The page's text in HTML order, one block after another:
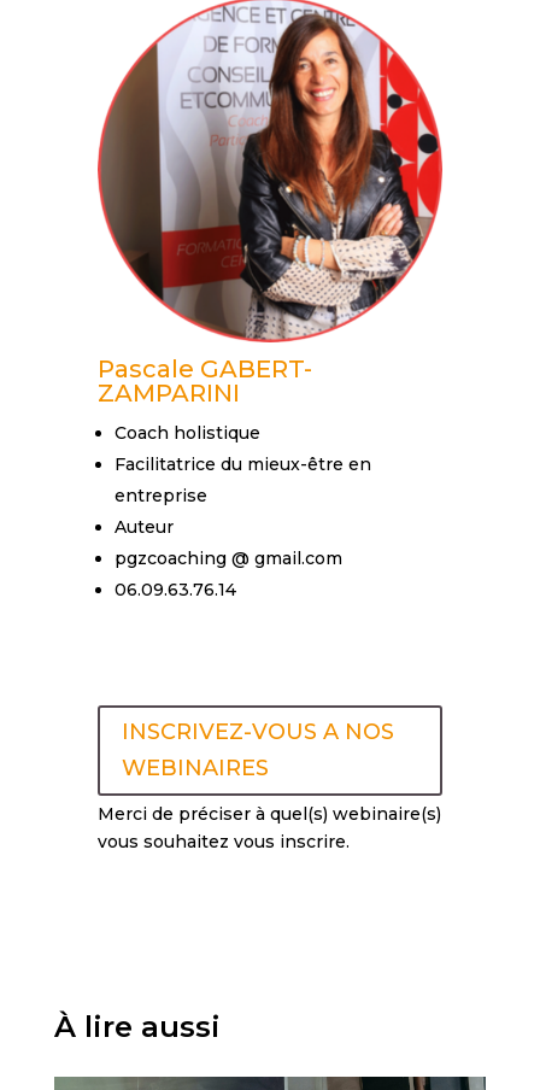
Pascale GABERT-
ZAMPARINI
Coach holistique
Facilitatrice du mieux-être en
entreprise
Auteur
pgzcoaching @ gmail.com
06.09.63.76.14
INSCRIVEZ-VOUS A NOS
WEBINAIRES
Merci de préciser à quel(s) webinaire(s)
vous souhaitez vous inscrire.
À lire aussi